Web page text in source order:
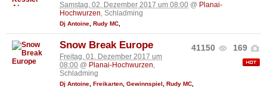
Samstag, 02. Dezember 2017 um 08:00 @ Planai-
Hochwurzen, Schladming
Dj Antoine, Rudy MC,
41150 169
Snow Break Europe
Freitag, 01. Dezember 2017 um
08:00 @ Planai-Hochwurzen
Schladming
Dj Antoine Freikarten Gewinnspiel Rudy MC